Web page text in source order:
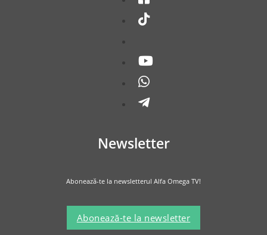
Newsletter
Abonează-te la newsletterul Alfa Omega TV!
Abonează-te la newsletter